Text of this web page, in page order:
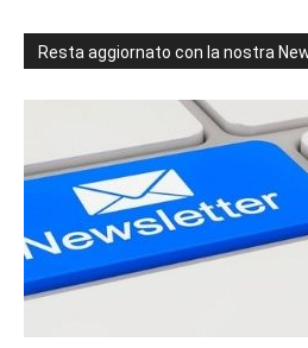
Resta aggiornato con la nostra